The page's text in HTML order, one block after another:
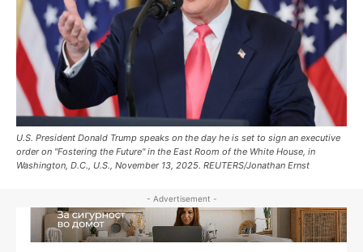
U.S. President Donald Trump speaks on the day he is set to sign an executive
order on "Fostering the Future" in the East Room of the White House, in
Washington, D.C., U.S., November 13, 2025. REUTERS/Jonathan Ernst
- Advertisement -